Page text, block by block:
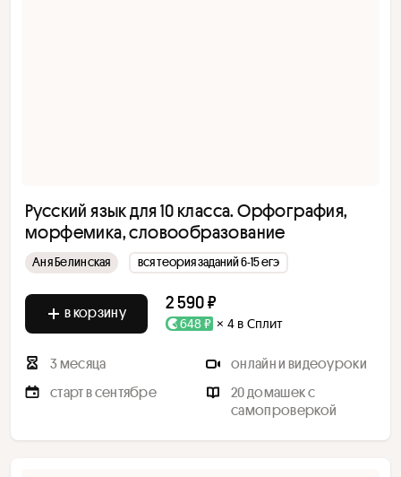
Русский язык для 10 класса. Орфография,
морфемика, словообразование
Аня Белинская вся теория заданий 6-15 егэ
в корзину 2 590 ₽
648 ₽ × 4 в Сплит
3 месяца
онлайн и видеоуроки
старт в сентябре
20 домашек с
самопроверкой